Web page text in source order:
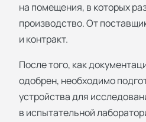
на помещения, в которых
производство. От
и контракт.
После того, как
одобрен, необходимо
устройства для
в испытательной